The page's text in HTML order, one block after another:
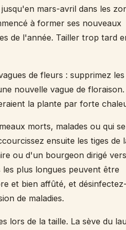
mars-avril dans les
à former ses nouveaux
de l'année. Tailler trop tard
de fleurs : supprimez
nouvelle vague de floraison.
la plante par forte
morts, malades ou qui
ensuite les tiges de
ou d'un bourgeon dirigé vers
plus longues peuvent être
et bien affûté, et
de maladies.
lors de la taille. La sève du